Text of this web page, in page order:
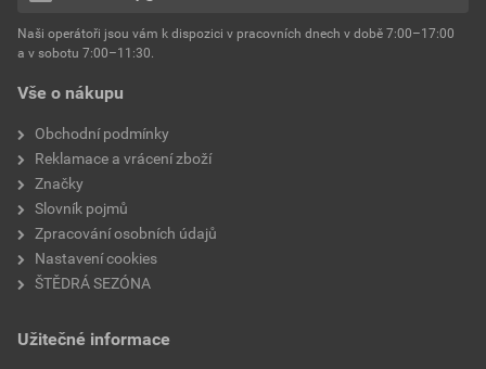
Environmentální prohlášení výrobku
Stáhnout
Velikost
hmotnost 25 kg
typ výrobku
faktor difuzního odporu
Vše o nákupu
Obchodní podmínky
Reklamace a vrácení zboží
Značky
Slovník pojmů
Zpracování osobních údajů
Nastavení cookies
ŠTĚDRÁ SEZÓNA
Užitečné informace
Naši operátoři jsou vám k dispozici v pracovních dnech v době 7:00–17:00
a v sobotu 7:00–11:30.